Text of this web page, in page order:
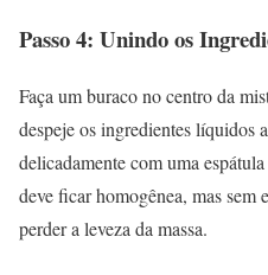
Passo 4: Unindo os
Faça um buraco no centro da
despeje os ingredientes líquidos
delicadamente com uma
deve ficar homogênea, mas sem
perder a leveza da massa.